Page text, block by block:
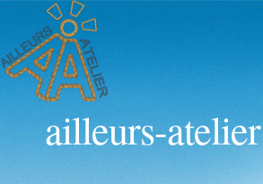
ailleurs-atelier